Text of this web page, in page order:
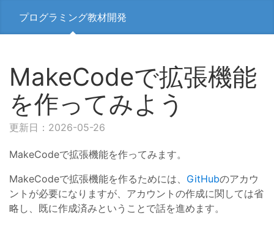
プログラミング教材開発
MakeCodeで拡張機能
を作ってみよう
更新日：2026-05-26
MakeCodeで拡張機能を作ってみます。
MakeCodeで拡張機能を作るためには、 GitHubのアカウ
ントが必要になりますが、アカウントの作成に関しては省
略し、既に作成済みということで話を進めます。